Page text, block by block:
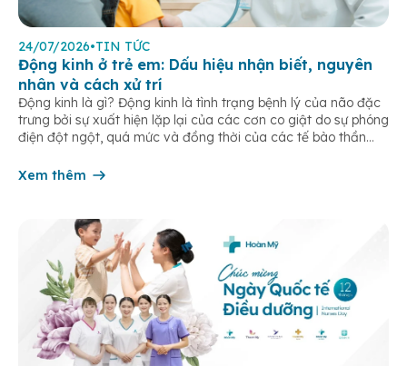
24/07/2026•TIN TỨC
Động kinh ở trẻ em: Dấu hiệu nhận biết, nguyên
nhân và cách xử trí
Động kinh là gì? Động kinh là tình trạng bệnh lý của não đặc
trưng bởi sự xuất hiện lặp lại của các cơn co giật do sự phóng
điện đột ngột, quá mức và đồng thời của các tế bào thần
Xem thêm